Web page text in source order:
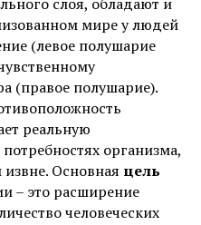
мире у людей
(левое полушарие
(правое полушарие).
реальную
организма,
извне. Основная цель
– это расширение
человеческих